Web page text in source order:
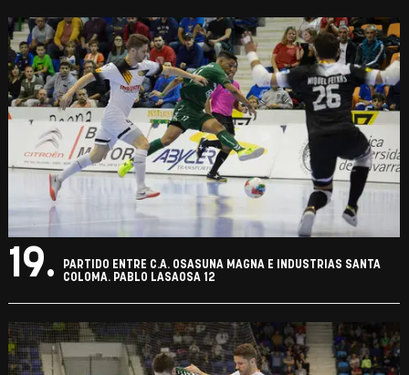
19.
PARTIDO ENTRE C.A. OSASUNA MAGNA E INDUSTRIAS SANTA
COLOMA. PABLO LASAOSA 12